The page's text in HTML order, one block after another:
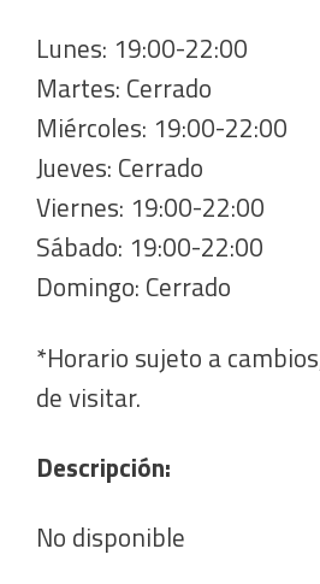
Lunes: 19:00-22:00
Martes: Cerrado
Miércoles: 19:00-22:00
Jueves: Cerrado
Viernes: 19:00-22:00
Sábado: 19:00-22:00
Domingo: Cerrado
*Horario sujeto a
de visitar.
Descripción:
No disponible